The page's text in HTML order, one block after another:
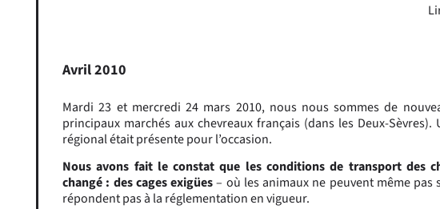
Avril 2010
Mardi 23 et mercredi 24 mars 2010, nous nous sommes de
principaux marchés aux chevreaux français (dans les Deux-Sèvres).
régional était présente pour l’occasion.
Nous avons fait le constat que les conditions de transport des
changé : des cages exigües– où les animaux ne peuvent même
répondent pas à la réglementation en vigueur.